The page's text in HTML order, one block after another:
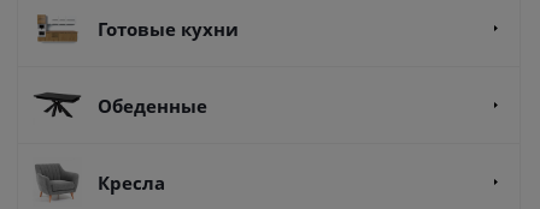
Готовые кухни
Обеденные
Кресла